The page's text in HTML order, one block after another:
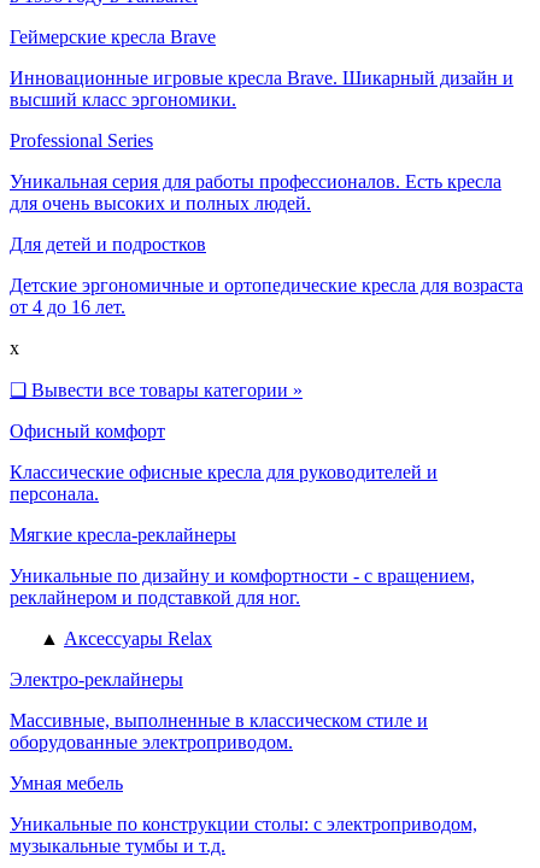
Геймерские кресла Brave
Инновационные игровые кресла Brave. Шикарный дизайн и
высший класс эргономики.
Professional Series
Уникальная серия для работы профессионалов. Есть кресла
для очень высоких и полных людей.
Для детей и подростков
Детские эргономичные и ортопедические кресла для возраста
от 4 до 16 лет.
x
❑ Вывести все товары категории »
Офисный комфорт
Классические офисные кресла для руководителей и
персонала.
Мягкие кресла-реклайнеры
Уникальные по дизайну и комфортности - с вращением,
реклайнером и подставкой для ног.
▲ Аксессуары Relax
Электро-реклайнеры
Массивные, выполненные в классическом стиле и
оборудованные электроприводом.
Умная мебель
Уникальные по конструкции столы: с электроприводом,
музыкальные тумбы и т.д.